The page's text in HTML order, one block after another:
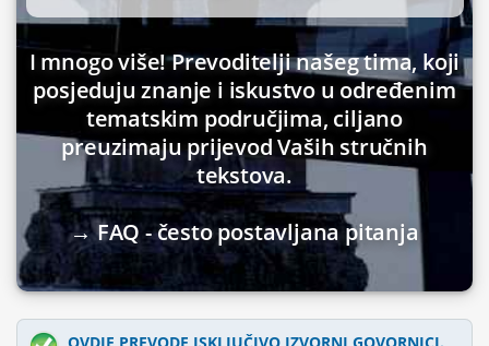
I mnogo više! Prevoditelji našeg tima, koji
posjeduju znanje i iskustvo u određenim
tematskim područjima, ciljano
preuzimaju prijevod Vaših stručnih
tekstova.
→ FAQ - često postavljana pitanja